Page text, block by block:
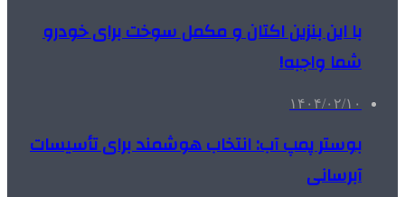
با این بنزین اکتان و مکمل سوخت برای خودرو
شما واجبه!
۱۴۰۴/۰۲/۱۰
بوستر پمپ آب: انتخاب هوشمند برای تأسیسات
آبرسانی